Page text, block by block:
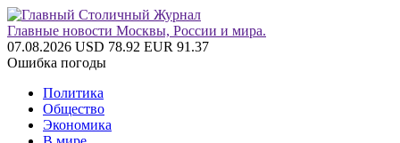
Главные новости Москвы, России и мира.
07.08.2026 USD 78.92 EUR 91.37
Ошибка погоды
Политика
Общество
Экономика